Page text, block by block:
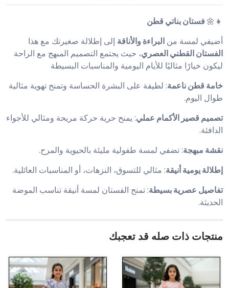
👧🌼 فستان بناتي قطن
أضيفي لمسة من البراءة والأناقة إلى إطلالة صغيرتك مع هذا
الفستان القطني العصري، حيث يجتمع التصميم المبهج مع الراحة
ليكون خيارًا مثاليًا للأيام اليومية والمناسبات البسيطة
خامة قطن ناعمة: لطيفة على البشرة الحساسة وتمنح تهوية مثالية
طوال اليوم.
تصميم قصير الأكمام عملي: يمنح حرية حركة مريحة ومثالي للأجواء
الدافئة.
نقشة مبهجة: تضفي لمسة طفولية مليئة بالحيوية والمرح.
إطلالة يومية أنيقة: مثالي للتسوق، النزهات، أو المناسبات العائلية.
تفاصيل عصرية بسيطة: تمنح الفستان لمسة أنيقة تناسب الموضة
الحديثة.
منتجات ذات صله قد تعجبك